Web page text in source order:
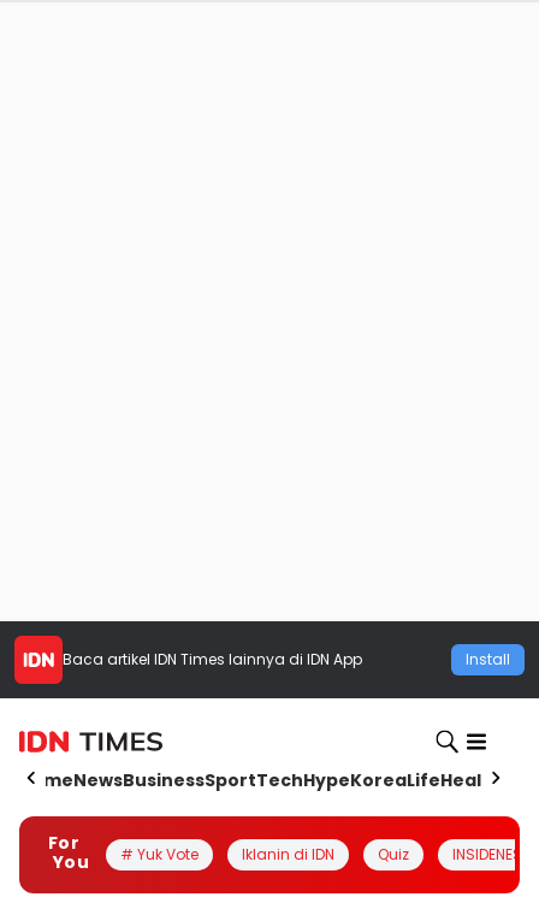
Baca artikel IDN Times lainnya di IDN App Install
HomeNewsBusinessSportTechHypeKoreaLifeHealth
For
You
# Yuk Vote Iklanin di IDN Quiz INSIDENESIA